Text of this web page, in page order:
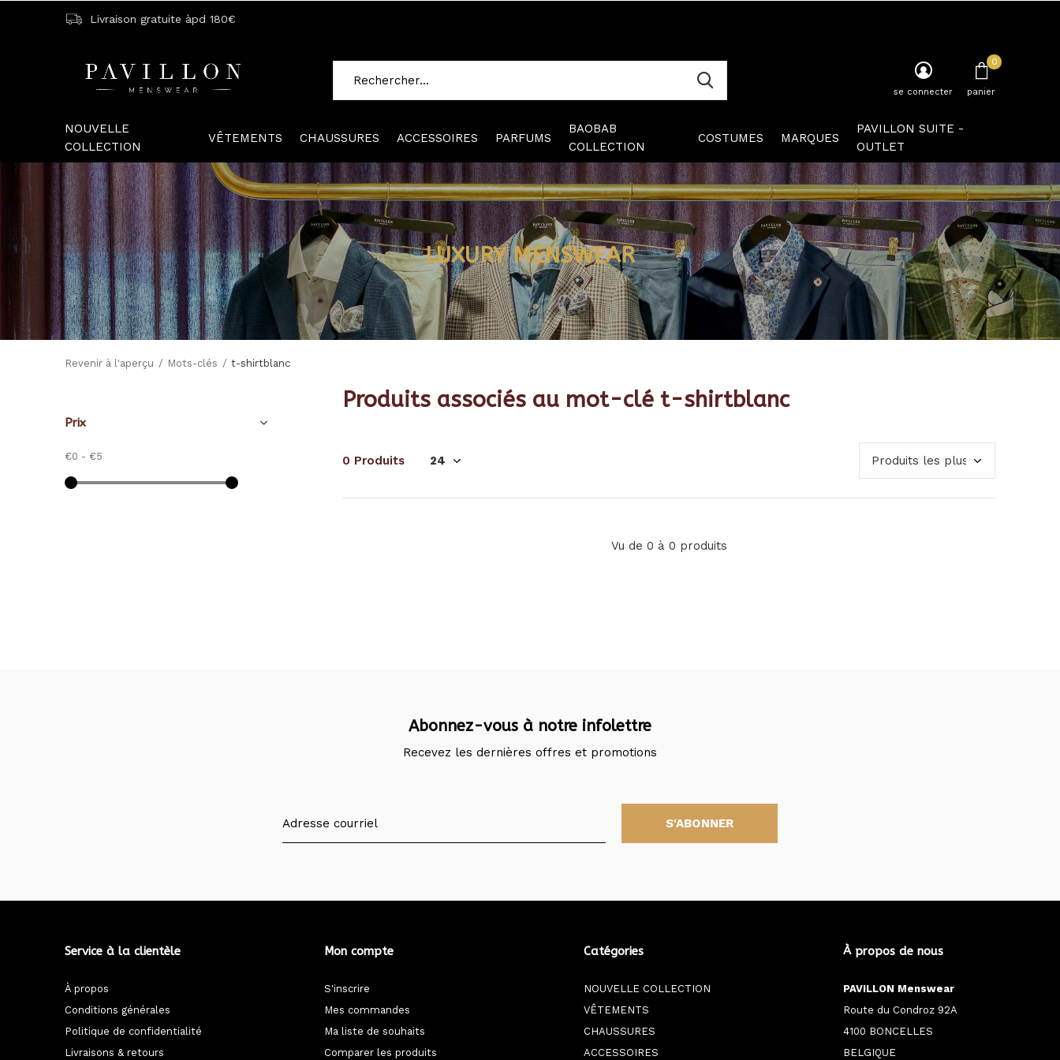
NOUVELLE
COLLECTION
VÊTEMENTS CHAUSSURES ACCESSOIRES PARFUMS
BAOBAB
COLLECTION
COSTUMES MARQUES
PAVILLON SUITE -
OUTLET
se connecter panier
0
Livraison gratuite àpd 180€
LUXURY MENSWEAR
Revenir à l'aperçu Mots-clés t-shirtblanc
Produits associés au mot-clé t-shirtblanc
0 Produits
Vu de 0 à 0 produits
Prix
€0 - €5
Abonnez-vous à notre infolettre
Recevez les dernières offres et promotions
S'ABONNER
Service à la clientèle
À propos
Conditions générales
Politique de confidentialité
Livraisons & retours
Mon compte
S'inscrire
Mes commandes
Ma liste de souhaits
Comparer les produits
Catégories
NOUVELLE COLLECTION
VÊTEMENTS
CHAUSSURES
ACCESSOIRES
À propos de nous
PAVILLON Menswear
Route du Condroz 92A
4100 BONCELLES
BELGIQUE